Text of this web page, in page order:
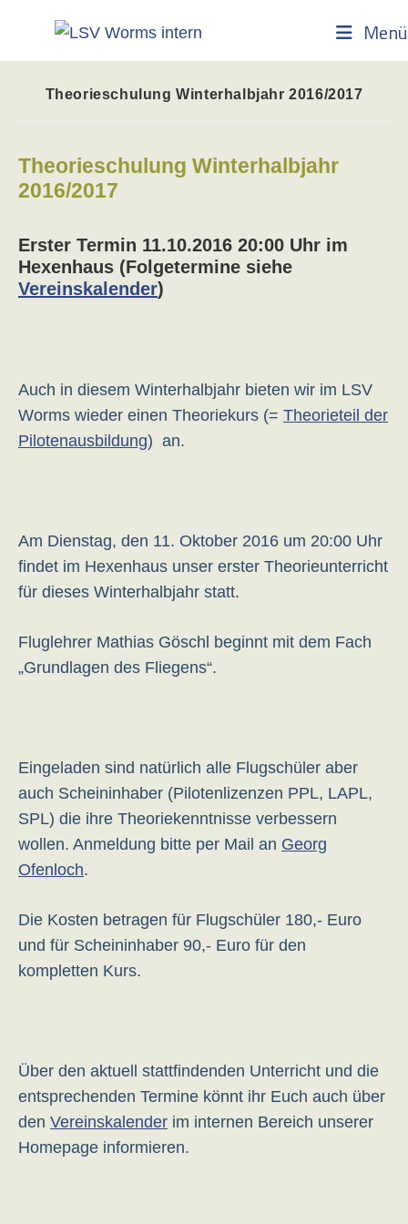
Menü
Theorieschulung Winterhalbjahr 2016/2017
Theorieschulung Winterhalbjahr
2016/2017
Erster Termin 11.10.2016 20:00 Uhr im
Hexenhaus (Folgetermine siehe
Vereinskalender)
Auch in diesem Winterhalbjahr bieten wir im LSV
Worms wieder einen Theoriekurs (= Theorieteil der
Pilotenausbildung) an.
Am Dienstag, den 11. Oktober 2016 um 20:00 Uhr
findet im Hexenhaus unser erster Theorieunterricht
für dieses Winterhalbjahr statt.
Fluglehrer Mathias Göschl beginnt mit dem Fach
„Grundlagen des Fliegens“.
Eingeladen sind natürlich alle Flugschüler aber
auch Scheininhaber (Pilotenlizenzen PPL, LAPL,
SPL) die ihre Theoriekenntnisse verbessern
wollen. Anmeldung bitte per Mail an Georg
Ofenloch.
Die Kosten betragen für Flugschüler 180,- Euro
und für Scheininhaber 90,- Euro für den
kompletten Kurs.
Über den aktuell stattfindenden Unterricht und die
entsprechenden Termine könnt ihr Euch auch über
den Vereinskalender im internen Bereich unserer
Homepage informieren.